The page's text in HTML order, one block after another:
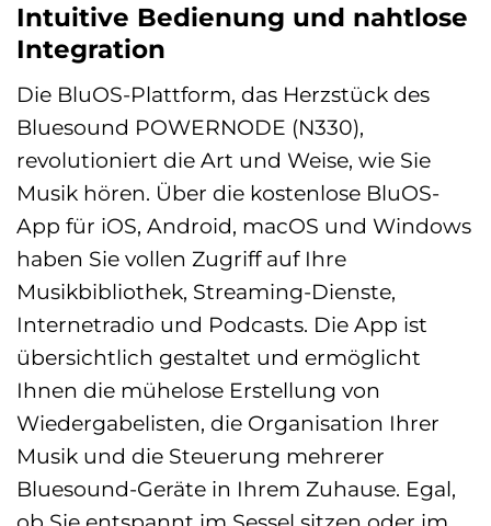
Intuitive Bedienung und nahtlose
Integration
Die BluOS-Plattform, das Herzstück des
Bluesound POWERNODE (N330),
revolutioniert die Art und Weise, wie Sie
Musik hören. Über die kostenlose BluOS-
App für iOS, Android, macOS und Windows
haben Sie vollen Zugriff auf Ihre
Musikbibliothek, Streaming-Dienste,
Internetradio und Podcasts. Die App ist
übersichtlich gestaltet und ermöglicht
Ihnen die mühelose Erstellung von
Wiedergabelisten, die Organisation Ihrer
Musik und die Steuerung mehrerer
Bluesound-Geräte in Ihrem Zuhause. Egal,